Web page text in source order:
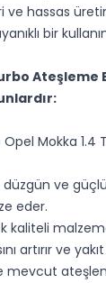
ve hassas
bir
Ateşleme
Opel Mokka
ve güçlü
eder.
kaliteli
artırır ve
mevcut